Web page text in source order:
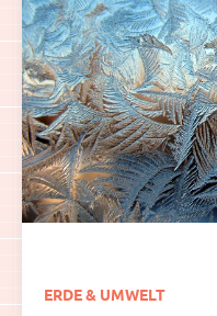
ERDE & UMWELT